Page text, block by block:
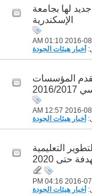
لها بجامعة
الإسكندرية
01:10 AM
أخبار هيئات الجودة
المؤسسات
12:57 AM
أخبار هيئات الجودة
التعليمية
حتى 2020
04:16 PM
أخبار هيئات الجودة